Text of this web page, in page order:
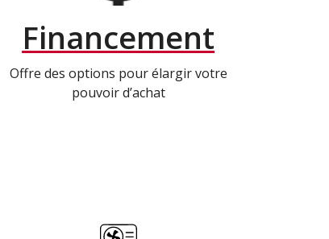
Financement
Offre des options pour élargir votre
pouvoir d’achat